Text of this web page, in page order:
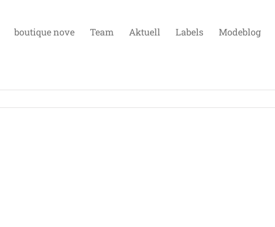
boutique nove Team Aktuell Labels Modeblog